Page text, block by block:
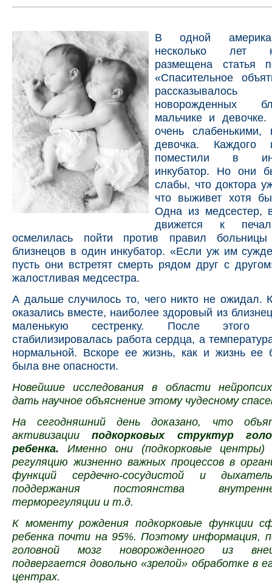
В одной
несколько лет
размещена статья
«Спасительное
новорожденных
мальчике и
очень слабенькими,
девочка. Каждого
поместили в
инкубатор. Но они
слабы, что доктора
что выживет хотя
Одна из медсестер,
движется к
осмелилась пойти против правил
близнецов в один инкубатор. «Если уж им
пусть они встретят смерть рядом друг с
жалостливая медсестра.
А дальше случилось то, чего никто не ожидал.
оказались вместе, наиболее здоровый из
маленькую сестренку. После
стабилизировалась работа сердца, а
нормальной. Вскоре ее жизнь, как и жизнь ее
была вне опасности.
Новейшие исследования в области
дать научное объяснение этому чудесному
На сегодняшний день доказано, что
активизацииподкорковых структур
ребенка.
Именно они (подкорковые центры)
регуляцию жизненно важных процессов в
функций сердечно-сосудистой и
поддержания постоянства
терморегуляции и т.д.
К моменту рождения подкорковые функции
ребенка почти на 95%. Поэтому информация,
головной мозг новорожденного из
подвергается довольно «зрелой» обработке в
центрах.